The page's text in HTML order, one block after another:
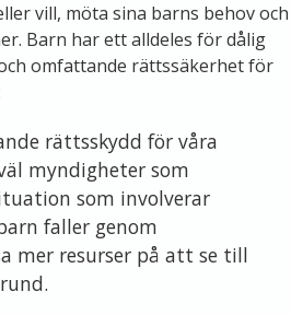
vill, möta sina barns behov och
Barn har ett alldeles för dålig
omfattande rättssäkerhet för
rättsskydd för våra
myndigheter som
som involverar
faller genom
mer resurser på att se till